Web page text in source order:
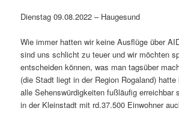
Dienstag 09.08.2022 – Haugesund
Wie immer hatten wir keine Ausflüge über
sind uns schlicht zu teuer und wir möchten
entscheiden können, was man tagsüber
(die Stadt liegt in der Region Rogaland)
alle Sehenswürdigkeiten fußläufig erreichbar
in der Kleinstadt mit rd.37.500 Einwohner